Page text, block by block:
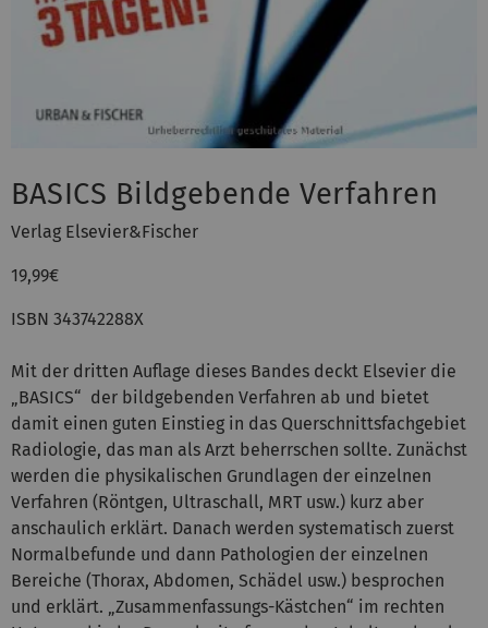
BASICS Bildgebende Verfahren
Verlag Elsevier&Fischer
19,99€
ISBN 343742288X
Mit der dritten Auflage dieses Bandes deckt Elsevier die
„BASICS“ der bildgebenden Verfahren ab und bietet
damit einen guten Einstieg in das Querschnittsfachgebiet
Radiologie, das man als Arzt beherrschen sollte. Zunächst
werden die physikalischen Grundlagen der einzelnen
Verfahren (Röntgen, Ultraschall, MRT usw.) kurz aber
anschaulich erklärt. Danach werden systematisch zuerst
Normalbefunde und dann Pathologien der einzelnen
Bereiche (Thorax, Abdomen, Schädel usw.) besprochen
und erklärt. „Zusammenfassungs-Kästchen“ im rechten